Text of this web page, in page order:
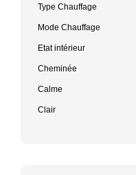
Type Chauffage
Mode Chauffage
Etat intérieur
Cheminée
Calme
Clair